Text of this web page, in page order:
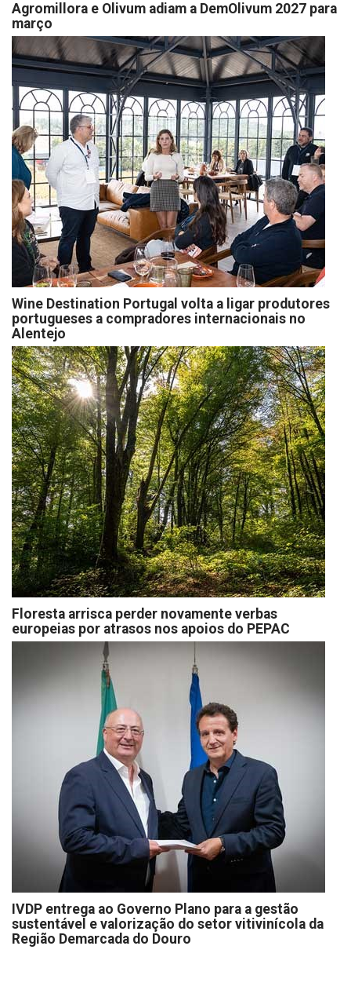
Agromillora e Olivum adiam a DemOlivum 2027 para
março
Wine Destination Portugal volta a ligar produtores
portugueses a compradores internacionais no
Alentejo
Floresta arrisca perder novamente verbas
europeias por atrasos nos apoios do PEPAC
IVDP entrega ao Governo Plano para a gestão
sustentável e valorização do setor vitivinícola da
Região Demarcada do Douro